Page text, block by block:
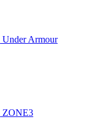
Under Armour
ZONE3